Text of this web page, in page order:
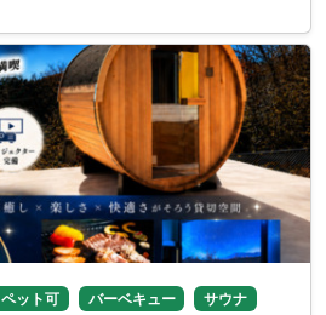
ペット可 バーベキュー
サウナ